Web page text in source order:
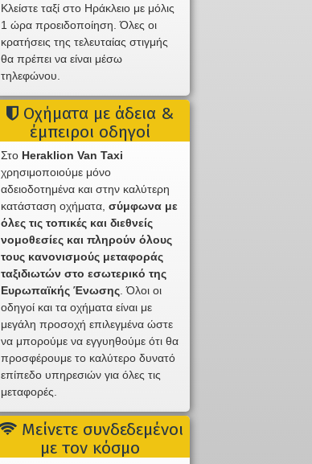
Κλείστε ταξί στο Ηράκλειο με μόλις
1 ώρα προειδοποίηση. Όλες οι
κρατήσεις της τελευταίας στιγμής
θα πρέπει να είναι μέσω
τηλεφώνου.
Οχήματα με άδεια &
έμπειροι οδηγοί
Στο Heraklion Van Taxi
χρησιμοποιούμε μόνο
αδειοδοτημένα και στην καλύτερη
κατάσταση οχήματα,σύμφωνα με
όλες τις τοπικές και διεθνείς
νομοθεσίες και πληρούν όλους
τους κανονισμούς μεταφοράς
ταξιδιωτών στο εσωτερικό της
Ευρωπαϊκής Ένωσης. Όλοι οι
οδηγοί και τα οχήματα είναι με
μεγάλη προσοχή επιλεγμένα ώστε
να μπορούμε να εγγυηθούμε ότι θα
προσφέρουμε το καλύτερο δυνατό
επίπεδο υπηρεσιών για όλες τις
μεταφορές.
Μείνετε συνδεδεμένοι
με τον κόσμο